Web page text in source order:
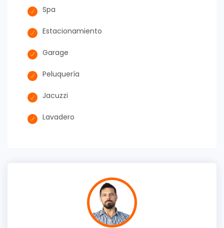
Spa
Estacionamiento
Garage
Peluquería
Jacuzzi
Lavadero